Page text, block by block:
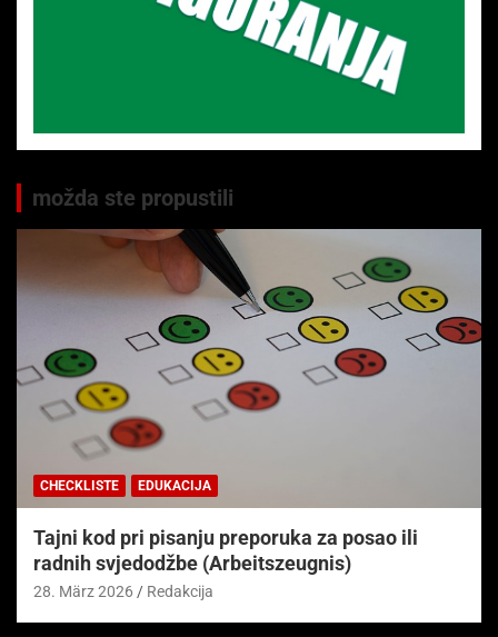
možda ste propustili
CHECKLISTE EDUKACIJA
Tajni kod pri pisanju preporuka za posao ili
radnih svjedodžbe (Arbeitszeugnis)
28. März 2026 Redakcija